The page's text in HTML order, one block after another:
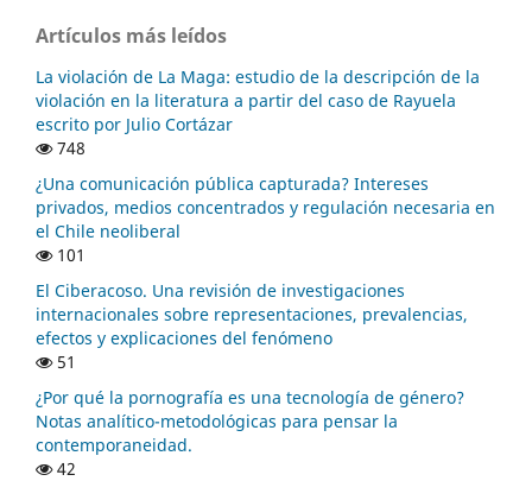
Artículos más leídos
La violación de La Maga: estudio de la descripción de la
violación en la literatura a partir del caso de Rayuela
escrito por Julio Cortázar
748
¿Una comunicación pública capturada? Intereses
privados, medios concentrados y regulación necesaria en
el Chile neoliberal
101
El Ciberacoso. Una revisión de investigaciones
internacionales sobre representaciones, prevalencias,
efectos y explicaciones del fenómeno
51
¿Por qué la pornografía es una tecnología de género?
Notas analítico-metodológicas para pensar la
contemporaneidad.
42